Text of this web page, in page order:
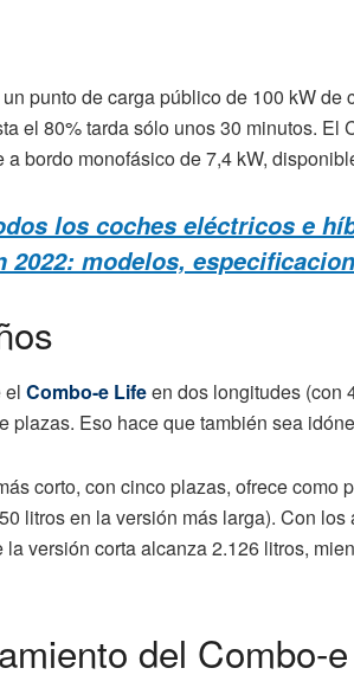
punto de carga público de 100 kW
el 80% tarda sólo unos 30 minutos. El
a bordo monofásico de 7,4 kW,
los coches eléctricos e
2022: modelos,
el Combo-e Lifeen dos longitudes (con
plazas. Eso hace que también sea
corto, con cinco plazas, ofrece como
litros en la versión más larga). Con
la versión corta alcanza 2.126 litros,
del Combo-